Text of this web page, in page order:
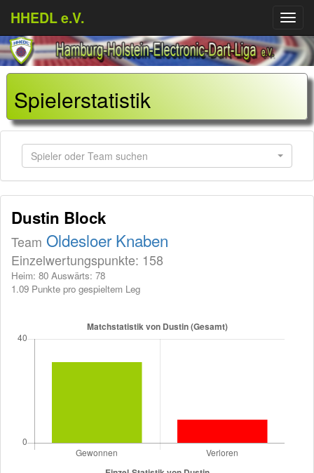
HHEDL e.V.
Menü
Spielerstatistik
Spieler oder Team suchen
Dustin Block
Team Oldesloer Knaben
Einzelwertungspunkte: 158
Heim: 80 Auswärts: 78
1.09 Punkte pro gespieltem Leg